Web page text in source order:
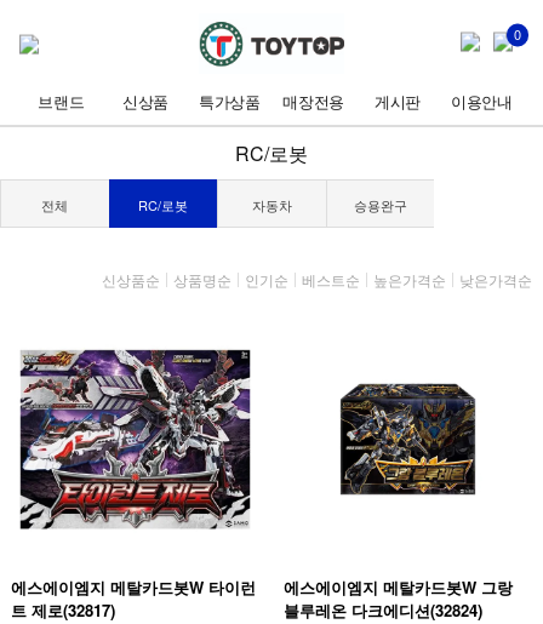
0
브랜드 신상품 특가상품 매장전용 게시판 이용안내
RC/로봇
전체 RC/로봇 자동차 승용완구
신상품순 상품명순 인기순 베스트순 높은가격순 낮은가격순
에스에이엠지 메탈카드봇W 타이런
트 제로(32817)
에스에이엠지 메탈카드봇W 그랑
블루레온 다크에디션(32824)